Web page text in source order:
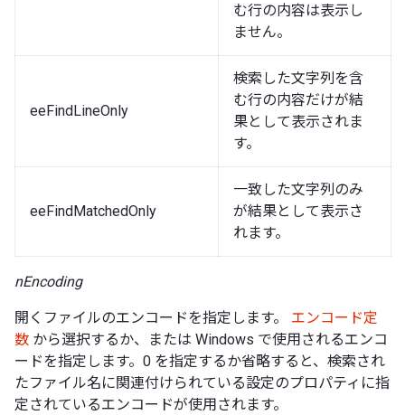
む行の内容は表示し
ません。
eeFindLineOnly
検索した文字列を含
む行の内容だけが結
果として表示されま
す。
eeFindMatchedOnly
一致した文字列のみ
が結果として表示さ
れます。
nEncoding
開くファイルのエンコードを指定します。 エンコード定
数 から選択するか、または Windows で使用されるエンコ
ードを指定します。0 を指定するか省略すると、検索され
たファイル名に関連付けられている設定のプロパティに指
定されているエンコードが使用されます。